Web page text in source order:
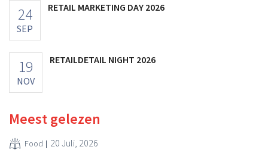
24
SEP
RETAIL MARKETING DAY 2026
19
NOV
RETAILDETAIL NIGHT 2026
Meest gelezen
Food 20 Juli, 2026